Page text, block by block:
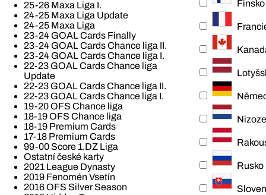
25-26 Maxa Liga I.
24-25 Maxa Liga Update
24-25 Maxa Liga
23-24 GOAL Cards Finally
23-24 GOAL Cards Chance liga II.
23-24 GOAL Cards Chance liga I.
22-23 GOAL Cards Chance liga
Update
22-23 GOAL Cards Chance liga II.
22-23 GOAL Cards Chance liga I.
19-20 OFS Chance liga
18-19 OFS Chance liga
18-19 Premium Cards
17-18 Premium Cards
99-00 Score 1.DZ Liga
Ostatní české karty
2021 League Dynasty
2019 Fenomén Vsetín
2016 OFS Silver Season
Finsko
Rusko